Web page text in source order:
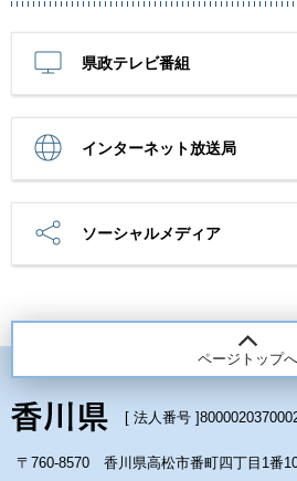
県政テレビ番組
インターネット放送局
ソーシャルメディア
ページトップへ
[ 法人番号 ]
〒760-8570 香川県高松市番町四丁目1番